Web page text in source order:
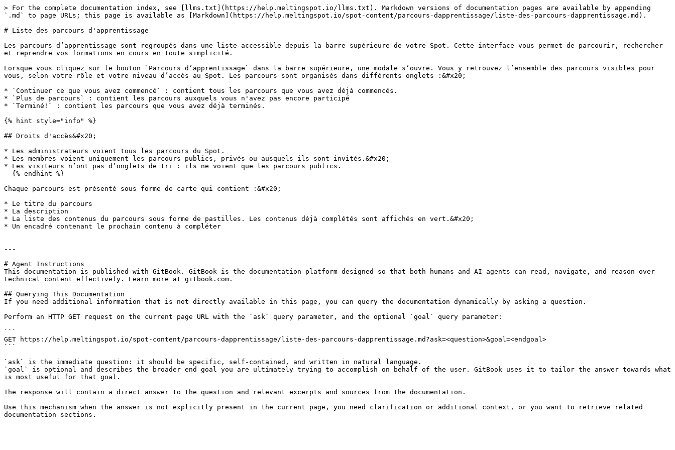
> For the complete documentation index, see [llms.txt](https://help.meltingspot.io/llms.txt). Markdown versions of documentation pages are available by appending
`.md` to page URLs; this page is available as [Markdown](https://help.meltingspot.io/spot-content/parcours-dapprentissage/liste-des-parcours-dapprentissage.md).
# Liste des parcours d'apprentissage
Les parcours d’apprentissage sont regroupés dans une liste accessible depuis la barre supérieure de votre Spot. Cette interface vous permet de parcourir, rechercher
et reprendre vos formations en cours en toute simplicité.
Lorsque vous cliquez sur le bouton `Parcours d’apprentissage` dans la barre supérieure, une modale s’ouvre. Vous y retrouvez l’ensemble des parcours visibles pour
vous, selon votre rôle et votre niveau d’accès au Spot. Les parcours sont organisés dans différents onglets :&#x20;
* `Continuer ce que vous avez commencé` : contient tous les parcours que vous avez déjà commencés.
* `Plus de parcours` : contient les parcours auxquels vous n'avez pas encore participé
* `Terminé!` : contient les parcours que vous avez déjà terminés.
{% hint style="info" %}
## Droits d'accès&#x20;
* Les administrateurs voient tous les parcours du Spot.
* Les membres voient uniquement les parcours publics, privés ou ausquels ils sont invités.&#x20;
* Les visiteurs n’ont pas d’onglets de tri : ils ne voient que les parcours publics.
Chaque parcours est présenté sous forme de carte qui contient :&#x20;
* Le titre du parcours
* La description
* La liste des contenus du parcours sous forme de pastilles. Les contenus déjà complétés sont affichés en vert.&#x20;
* Un encadré contenant le prochain contenu à compléter
---
# Agent Instructions
This documentation is published with GitBook. GitBook is the documentation platform designed so that both humans and AI agents can read, navigate, and reason over
technical content effectively. Learn more at gitbook.com.
## Querying This Documentation
If you need additional information that is not directly available in this page, you can query the documentation dynamically by asking a question.
Perform an HTTP GET request on the current page URL with the `ask` query parameter, and the optional `goal` query parameter:
```
GET https://help.meltingspot.io/spot-content/parcours-dapprentissage/liste-des-parcours-dapprentissage.md?ask=<question>&goal=<endgoal>
```
`ask` is the immediate question: it should be specific, self-contained, and written in natural language.
`goal` is optional and describes the broader end goal you are ultimately trying to accomplish on behalf of the user. GitBook uses it to tailor the answer towards what
is most useful for that goal.
The response will contain a direct answer to the question and relevant excerpts and sources from the documentation.
Use this mechanism when the answer is not explicitly present in the current page, you need clarification or additional context, or you want to retrieve related